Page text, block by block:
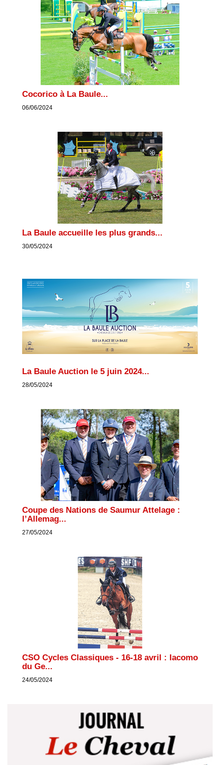
Cocorico à La Baule...
06/06/2024
La Baule accueille les plus grands...
30/05/2024
La Baule Auction le 5 juin 2024...
28/05/2024
Coupe des Nations de Saumur Attelage :
l’Allemag...
27/05/2024
CSO Cycles Classiques - 16-18 avril : Iacomo
du Ge...
24/05/2024